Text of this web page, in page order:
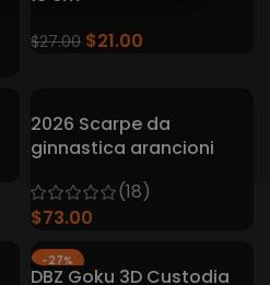
$27.00 $21.00
2026 Scarpe da
ginnastica arancioni
(18)
$73.00
-27%
DBZ Goku 3D Custodia